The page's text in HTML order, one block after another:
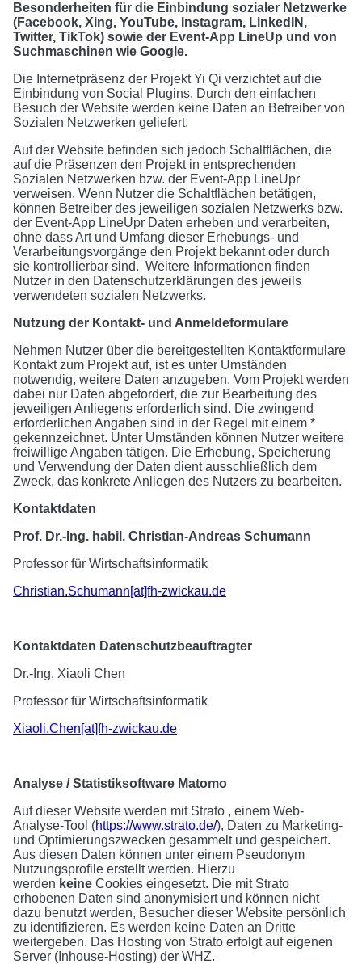
Besonderheiten für die Einbindung sozialer Netzwerke
(Facebook, Xing, YouTube, Instagram, LinkedIN,
Twitter, TikTok) sowie der Event-App LineUp und von
Suchmaschinen wie Google.
Die Internetpräsenz der Projekt Yi Qi verzichtet auf die
Einbindung von Social Plugins. Durch den einfachen
Besuch der Website werden keine Daten an Betreiber von
Sozialen Netzwerken geliefert.
Auf der Website befinden sich jedoch Schaltflächen, die
auf die Präsenzen den Projekt in entsprechenden
Sozialen Netzwerken bzw. der Event-App LineUpr
verweisen. Wenn Nutzer die Schaltflächen betätigen,
können Betreiber des jeweiligen sozialen Netzwerks bzw.
der Event-App LineUpr Daten erheben und verarbeiten,
ohne dass Art und Umfang dieser Erhebungs- und
Verarbeitungsvorgänge den Projekt bekannt oder durch
sie kontrollierbar sind. Weitere Informationen finden
Nutzer in den Datenschutzerklärungen des jeweils
verwendeten sozialen Netzwerks.
Nutzung der Kontakt- und Anmeldeformulare
Nehmen Nutzer über die bereitgestellten Kontaktformulare
Kontakt zum Projekt auf, ist es unter Umständen
notwendig, weitere Daten anzugeben. Vom Projekt werden
dabei nur Daten abgefordert, die zur Bearbeitung des
jeweiligen Anliegens erforderlich sind. Die zwingend
erforderlichen Angaben sind in der Regel mit einem *
gekennzeichnet. Unter Umständen können Nutzer weitere
freiwillige Angaben tätigen. Die Erhebung, Speicherung
und Verwendung der Daten dient ausschließlich dem
Zweck, das konkrete Anliegen des Nutzers zu bearbeiten.
Kontaktdaten
Prof. Dr.-Ing. habil. Christian-Andreas Schumann
Professor für Wirtschaftsinformatik
Christian.Schumann[at]fh-zwickau.de
Kontaktdaten Datenschutzbeauftragter
Dr.-Ing. Xiaoli Chen
Professor für Wirtschaftsinformatik
Xiaoli.Chen[at]fh-zwickau.de
Analyse / Statistiksoftware Matomo
Auf dieser Website werden mit Strato , einem Web-
Analyse-Tool (https://www.strato.de/), Daten zu Marketing-
und Optimierungszwecken gesammelt und gespeichert.
Aus diesen Daten können unter einem Pseudonym
Nutzungsprofile erstellt werden. Hierzu
werden keine Cookies eingesetzt. Die mit Strato
erhobenen Daten sind anonymisiert und können nicht
dazu benutzt werden, Besucher dieser Website persönlich
zu identifizieren. Es werden keine Daten an Dritte
weitergeben. Das Hosting von Strato erfolgt auf eigenen
Server (Inhouse-Hosting) der WHZ.